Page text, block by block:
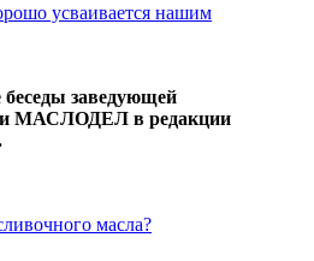
усваивается нашим
заведующей
МАСЛОДЕЛ в редакции
масла?